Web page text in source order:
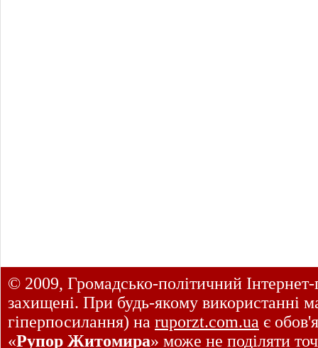
© 2009, Громадсько-політичний
захищені. При будь-якому використанні
гіперпосилання) на ruporzt.com.ua є
«Рупор Житомира» може не поділяти